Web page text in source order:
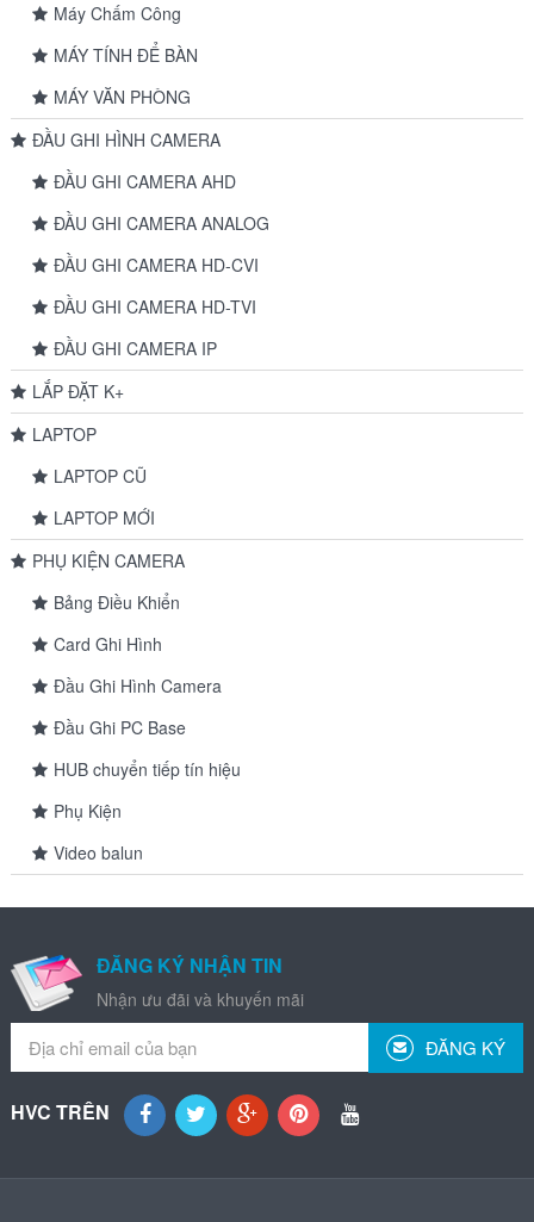
Máy Chấm Công
MÁY TÍNH ĐỂ BÀN
MÁY VĂN PHÒNG
ĐẦU GHI HÌNH CAMERA
ĐẦU GHI CAMERA AHD
ĐẦU GHI CAMERA ANALOG
ĐẦU GHI CAMERA HD-CVI
ĐẦU GHI CAMERA HD-TVI
ĐẦU GHI CAMERA IP
LẮP ĐẶT K+
LAPTOP
LAPTOP CŨ
LAPTOP MỚI
PHỤ KIỆN CAMERA
Bảng Điều Khiển
Card Ghi Hình
Đầu Ghi Hình Camera
Đầu Ghi PC Base
HUB chuyển tiếp tín hiệu
Phụ Kiện
Video balun
ĐĂNG KÝ NHẬN TIN
Nhận ưu đãi và khuyến mãi
ĐĂNG KÝ
HVC TRÊN